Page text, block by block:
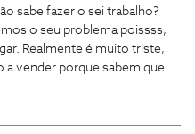
sabe fazer o sei trabalho?
o seu problema poissss,
Realmente é muito triste,
a vender porque sabem que